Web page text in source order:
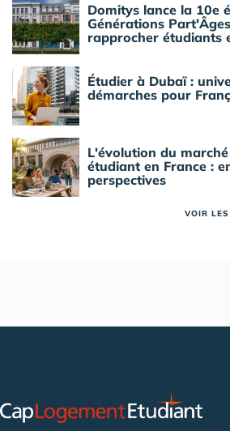
Domitys lance la 10e
Générations
rapprocher étudiants
Étudier à Dubaï :
démarches pour
L'évolution du
étudiant en France :
perspectives
VOIR